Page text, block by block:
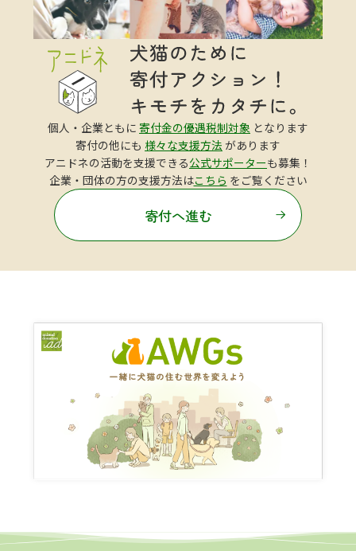
個人・企業ともに 寄付金の優遇税制対象 となります
寄付の他にも 様々な支援方法 があります
アニドネの活動を支援できる公式サポーターも募集！
企業・団体の方の支援方法はこちら をご覧ください
寄付へ進む